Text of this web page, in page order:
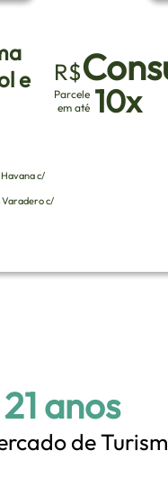
e
c/
Varadero c/
R$
Parcele
em até 10x
21 anos
de